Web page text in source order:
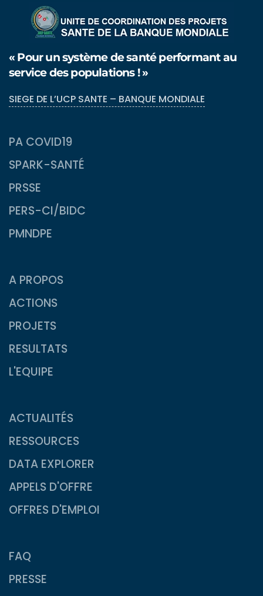
« Pour un système de santé performant au
service des populations ! »
SIEGE DE L’UCP SANTE – BANQUE MONDIALE
PA COVID19
SPARK-SANTÉ
PRSSE
PERS-CI/BIDC
PMNDPE
A PROPOS
ACTIONS
PROJETS
RESULTATS
L'EQUIPE
ACTUALITÉS
RESSOURCES
DATA EXPLORER
APPELS D'OFFRE
OFFRES D'EMPLOI
FAQ
PRESSE